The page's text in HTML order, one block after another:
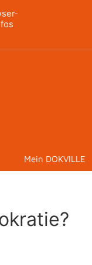
Mein DOKVILLE